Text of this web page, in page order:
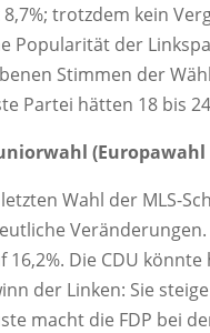
trotzdem kein
Popularität der
Stimmen der
Partei hätten 18 bis
(Europawahl
Wahl der MLS-
Die CDU
der Linken: Sie
macht die FDP bei